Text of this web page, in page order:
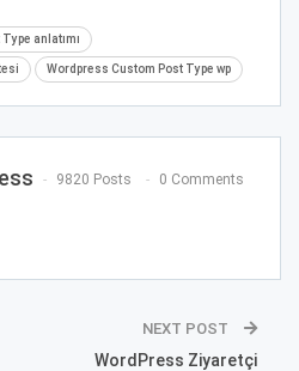
anlatımı
Wordpress Custom Post Type wp
9820 Posts 0 Comments
NEXT POST
WordPress Ziyaretçi